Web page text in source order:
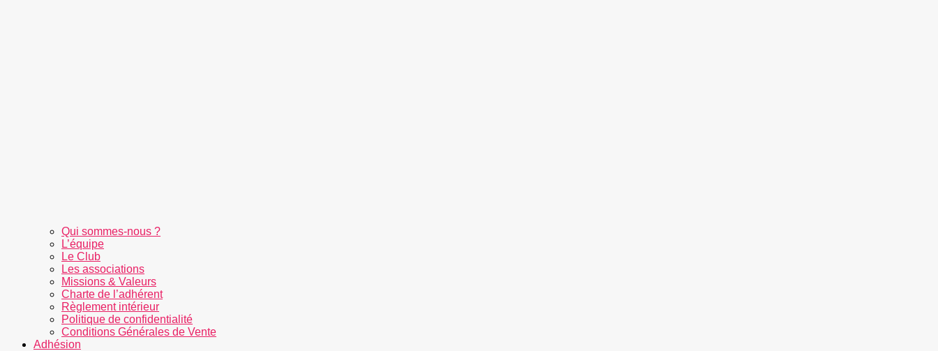
Qui sommes-nous ?
L’équipe
Le Club
Les associations
Missions & Valeurs
Charte de l’adhérent
Règlement intérieur
Politique de confidentialité
Conditions Générales de Vente
Adhésion